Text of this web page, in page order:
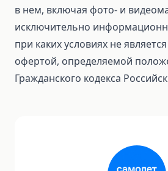
в нем, включая фото- и
исключительно
при каких условиях не
офертой, определяемой
Гражданского кодекса